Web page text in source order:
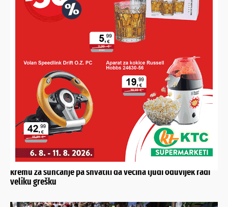
IZ KOPRIVNIČKIH VODA POTVRDILI
Opskrba za sada sigurna, ponašajte se odgovorno: “Ne
trošite vodu na vrtove, pranje vozila i bazene!”
SAVJETI DR. IVANE BARDEK
Pitali smo dermatologinju kako, kada i koliko često nanositi
kremu za sunčanje pa shvatili da većina ljudi oduvijek radi
veliku grešku